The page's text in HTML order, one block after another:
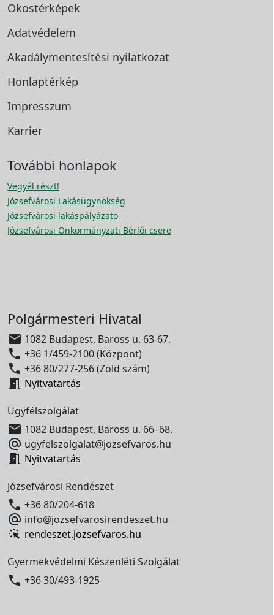
Okostérképek
Adatvédelem
Akadálymentesítési nyilatkozat
Honlaptérkép
Impresszum
Karrier
További honlapok
Vegyél részt!
Józsefvárosi Lakásügynökség
Józsefvárosi lakáspályázato
Józsefvárosi Önkormányzati Bérlői csere
Polgármesteri Hivatal
 1082 Budapest, Baross u. 63-67.
 +36 1/459-2100 (Központ)
 +36 80/277-256 (Zöld szám)
 Nyitvatartás
Ügyfélszolgálat
 1082 Budapest, Baross u. 66–68.
 ugyfelszolgalat@jozsefvaros.hu
 Nyitvatartás
Józsefvárosi Rendészet
 +36 80/204-618
 info@jozsefvarosirendeszet.hu
rendeszet.jozsefvaros.hu
Gyermekvédelmi Készenléti Szolgálat
 +36 30/493-1925